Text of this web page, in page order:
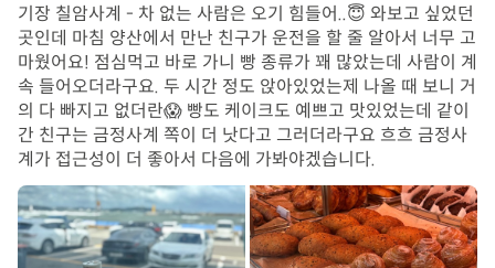
기장 칠암사계 - 차 없는 사람은 오기 힘들어..😇 와보고 싶었던
곳인데 마침 양산에서 만난 친구가 운전을 할 줄 알아서 너무 고
마웠어요! 점심먹고 바로 가니 빵 종류가 꽤 많았는데 사람이 계
속 들어오더라구요. 두 시간 정도 앉아있었는제 나올 때 보니 거
의 다 빠지고 없더란😱 빵도 케이크도 예쁘고 맛있었는데 같이
간 친구는 금정사계 쪽이 더 낫다고 그러더라구요 흐흐 금정사
계가 접근성이 더 좋아서 다음에 가봐야겠습니다.